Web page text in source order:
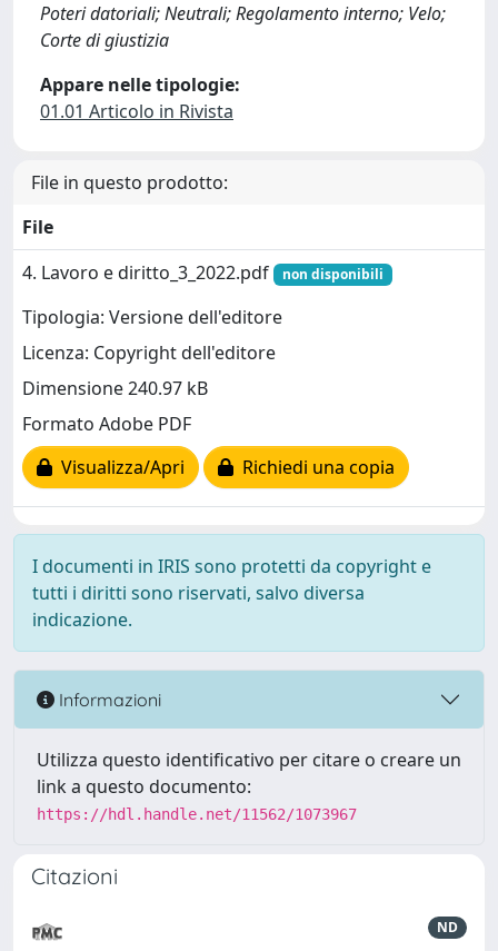
Poteri datoriali; Neutrali; Regolamento interno; Velo;
Corte di giustizia
Appare nelle tipologie:
01.01 Articolo in Rivista
File in questo prodotto:
File
4. Lavoro e diritto_3_2022.pdf
non disponibili
Tipologia: Versione dell'editore
Licenza: Copyright dell'editore
Dimensione 240.97 kB
Formato Adobe PDF
Visualizza/Apri
Richiedi una copia
I documenti in IRIS sono protetti da copyright e
tutti i diritti sono riservati, salvo diversa
indicazione.
Informazioni
Utilizza questo identificativo per citare o creare un
link a questo documento:
https://hdl.handle.net/11562/1073967
Citazioni
ND